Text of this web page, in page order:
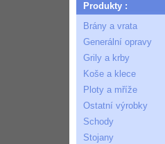
Produkty :
Brány a vrata
Generální opravy
Grily a krby
Koše a klece
Ploty a mříže
Ostatní výrobky
Schody
Stojany